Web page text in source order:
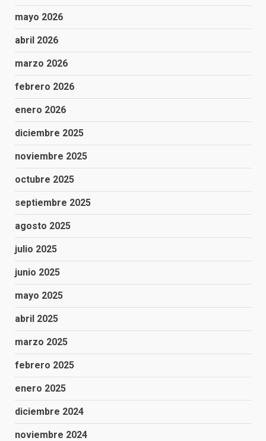
mayo 2026
abril 2026
marzo 2026
febrero 2026
enero 2026
diciembre 2025
noviembre 2025
octubre 2025
septiembre 2025
agosto 2025
julio 2025
junio 2025
mayo 2025
abril 2025
marzo 2025
febrero 2025
enero 2025
diciembre 2024
noviembre 2024